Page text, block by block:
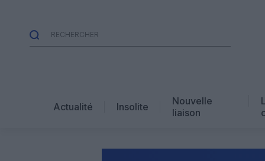
Actualité Insolite
Nouvelle
liaison